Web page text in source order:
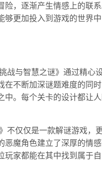
险，逐渐产生情感上的联
更加投入到游戏的世界
战与智慧之谜》通过精心
在不断加深谜题难度的同
中。每个关卡的设计都让
不仅仅是一款解谜游戏，
恶魔角色建立了深厚的情
家都能在其中找到属于自